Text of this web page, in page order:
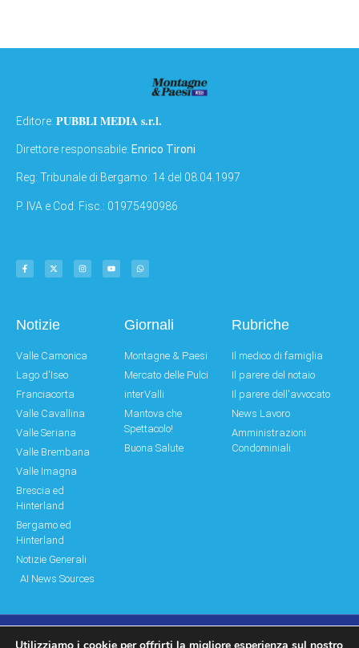
Editore: PUBBLI MEDIA s.r.l.
Direttore responsabile: Enrico Tironi
Reg: Tribunale di Bergamo: 14 del 08.04.1997
P. IVA e Cod. Fisc.: 01975490986
Notizie
Valle Camonica
Lago d'Iseo
Franciacorta
Valle Cavallina
Valle Seriana
Valle Brembana
Valle Imagna
Brescia ed
Hinterland
Bergamo ed
Hinterland
Notizie Generali
AI News Sources
Giornali
Montagne & Paesi
Mercato delle Pulci
interValli
Mantova che
Spettacolo!
Buona Salute
Rubriche
Il medico di famiglia
Il parere del notaio
Il parere dell'avvocato
News Lavoro
Amministrazioni
Condominiali